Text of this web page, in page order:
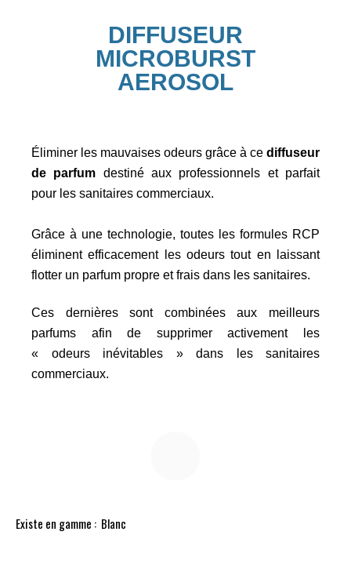
DIFFUSEUR
MICROBURST
AEROSOL
Éliminer les mauvaises odeurs grâce à ce diffuseur
de parfum destiné aux professionnels et parfait
pour les sanitaires commerciaux.
Grâce à une technologie, toutes les formules RCP
éliminentefficacement les odeurs tout en laissant
flotter un parfum propre etfrais dans les sanitaires.
Ces dernières sont combinées aux meilleurs
parfums afin de supprimer activement les
« odeurs inévitables » dans les sanitaires
commerciaux.
Existe en gamme : Blanc